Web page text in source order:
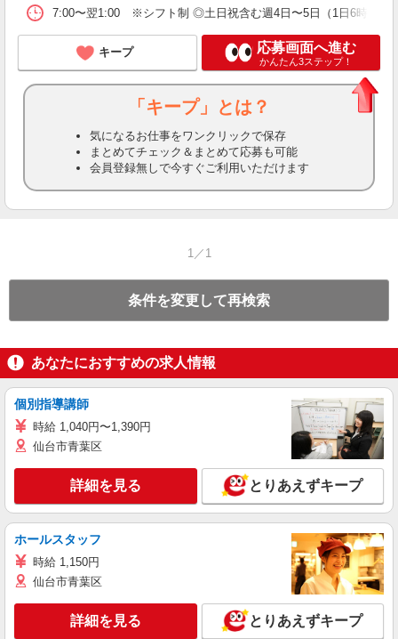
7:00〜翌1:00 ※シフト制 ◎土日祝含む週4日〜5日（1日6時間以
キープ 応募画面へ進む
かんたん3ステップ！
「キープ」とは？
気になるお仕事をワンクリックで保存
まとめてチェック＆まとめて応募も可能
会員登録無しで今すぐご利用いただけます
1／1
条件を変更して再検索
あなたにおすすめの求人情報
個別指導講師
時給 1,040円〜1,390円
仙台市青葉区
詳細を見る とりあえずキープ
ホールスタッフ
時給 1,150円
仙台市青葉区
詳細を見る とりあえずキープ